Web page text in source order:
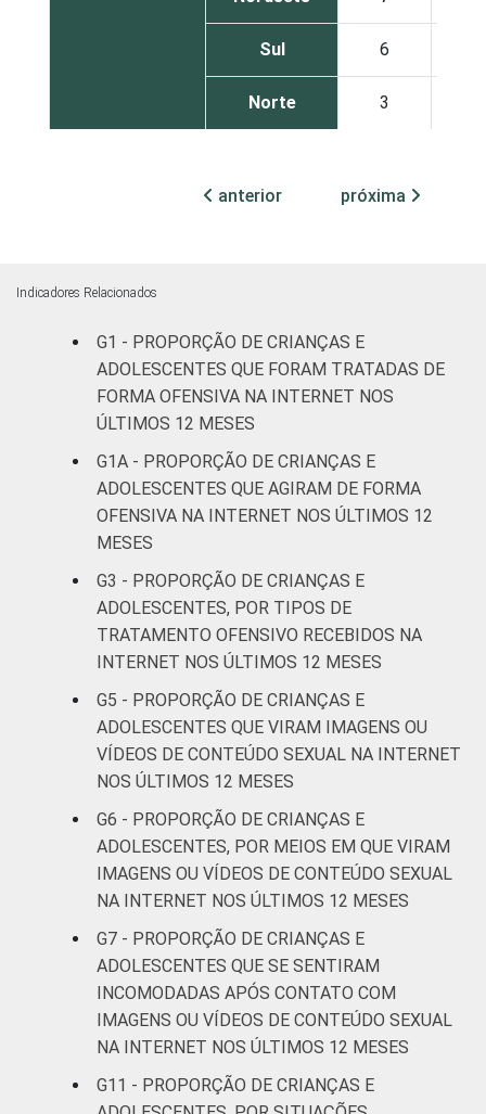
Sul 6
Norte 3
DO
ESCOLARIDADE
DOS PAIS OU
RESPONSÁVEIS
Até
fundamental
6
Fundamental
II
5
mais
FAIXA ETÁRIA
DA CRIANÇA
ADOLESCENTE
De 11 a 12
anos
1
De 13 a 14
anos
3
De 15 a 17
anos
RENDA
FAMILIAR
Até 1 SM 3
SM até 2 SM
Mais de 2
SM até 3 SM
7
Mais de 3
SM
anterior próxima
Indicadores Relacionados
G1 - PROPORÇÃO DE CRIANÇAS E
ADOLESCENTES QUE FORAM TRATADAS DE
FORMA OFENSIVA NA INTERNET NOS
ÚLTIMOS 12 MESES
G1A - PROPORÇÃO DE CRIANÇAS E
ADOLESCENTES QUE AGIRAM DE FORMA
OFENSIVA NA INTERNET NOS ÚLTIMOS 12
MESES
G3 - PROPORÇÃO DE CRIANÇAS E
ADOLESCENTES, POR TIPOS DE
TRATAMENTO OFENSIVO RECEBIDOS NA
INTERNET NOS ÚLTIMOS 12 MESES
G5 - PROPORÇÃO DE CRIANÇAS E
ADOLESCENTES QUE VIRAM IMAGENS OU
VÍDEOS DE CONTEÚDO SEXUAL NA INTERNET
NOS ÚLTIMOS 12 MESES
G6 - PROPORÇÃO DE CRIANÇAS E
ADOLESCENTES, POR MEIOS EM QUE VIRAM
IMAGENS OU VÍDEOS DE CONTEÚDO SEXUAL
NA INTERNET NOS ÚLTIMOS 12 MESES
G7 - PROPORÇÃO DE CRIANÇAS E
ADOLESCENTES QUE SE SENTIRAM
INCOMODADAS APÓS CONTATO COM
IMAGENS OU VÍDEOS DE CONTEÚDO SEXUAL
NA INTERNET NOS ÚLTIMOS 12 MESES
G11 - PROPORÇÃO DE CRIANÇAS E